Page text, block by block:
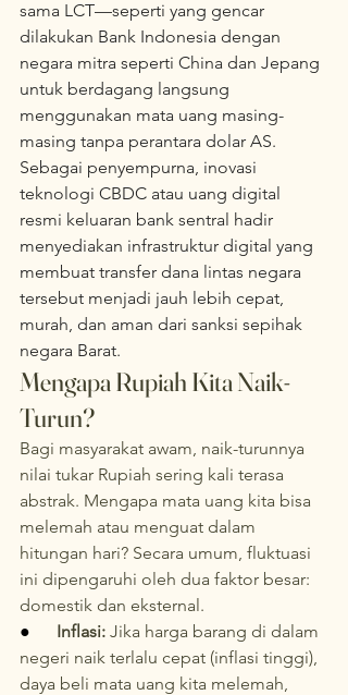
sama LCT—seperti yang gencar
dilakukan Bank Indonesia dengan
negara mitra seperti China dan Jepang
untuk berdagang langsung
menggunakan mata uang masing-
masing tanpa perantara dolar AS.
Sebagai penyempurna, inovasi
teknologi CBDC atau uang digital
resmi keluaran bank sentral hadir
menyediakan infrastruktur digital yang
membuat transfer dana lintas negara
tersebut menjadi jauh lebih cepat,
murah, dan aman dari sanksi sepihak
negara Barat.
Mengapa Rupiah Kita Naik-
Turun?
Bagi masyarakat awam, naik-turunnya
nilai tukar Rupiah sering kali terasa
abstrak. Mengapa mata uang kita bisa
melemah atau menguat dalam
hitungan hari? Secara umum, fluktuasi
ini dipengaruhi oleh dua faktor besar:
domestik dan eksternal.
● Inflasi: Jika harga barang di dalam
negeri naik terlalu cepat (inflasi tinggi),
daya beli mata uang kita melemah,